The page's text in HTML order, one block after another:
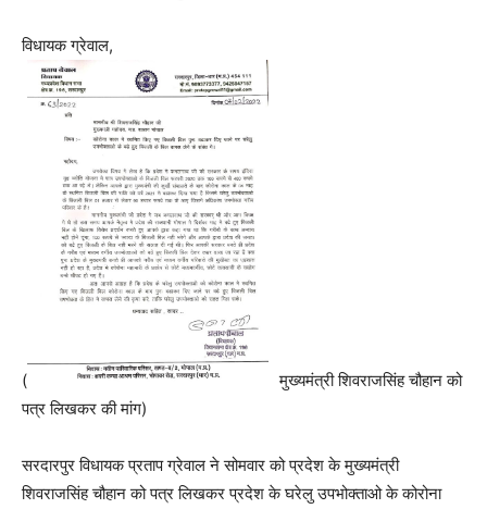
विधायक ग्रेवाल,
(
मुख्यमंत्री शिवराजसिंह चौहान को
पत्र लिखकर की मांग)
सरदारपुर विधायक प्रताप ग्रेवाल ने सोमवार को प्रदेश के मुख्यमंत्री
शिवराजसिंह चौहान को पत्र लिखकर प्रदेश के घरेलु उपभोक्ताओ के कोरोना